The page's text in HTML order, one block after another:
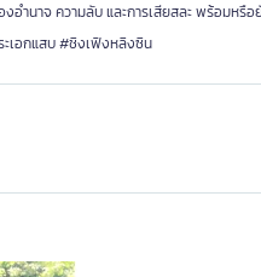
ำนาจ ความลับ และการเสียสละ พร้อมห
เอกแสบ #ชิงเฟิงหลิงซิน